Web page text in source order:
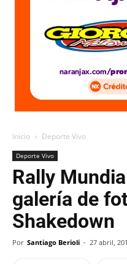
Inicio Deporte Vivo
Deporte Vivo
Rally
galería de
Shakedown
Por Santiago Berioli - 27 abril,